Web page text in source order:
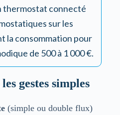
thermostat connecté
sur les
la consommation pour
de 500 à 1 000 €.
gestes simples
(simple ou double flux)